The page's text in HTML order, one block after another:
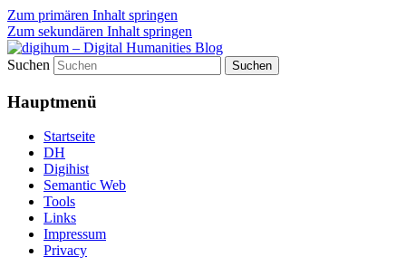
Zum primären Inhalt springen
Zum sekundären Inhalt springen
digihum – Digital Humanities
Blog
fibri (find&bring) goes digital humanities
Suchen
Hauptmenü
Startseite
DH
Digihist
Semantic Web
Tools
Links
Impressum
Privacy